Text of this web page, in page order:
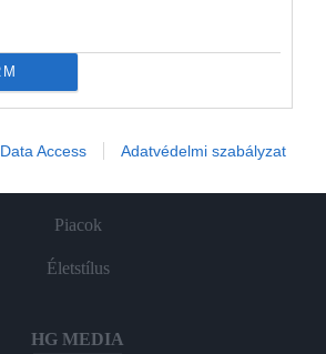
Data Access Adatvédelmi szabályzat
ROVATOK
Piacok
Életstílus
HG MEDIA